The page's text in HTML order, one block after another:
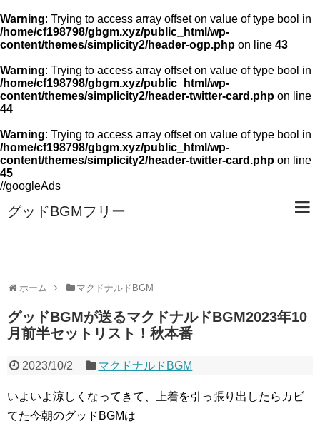
Warning: Trying to access array offset on value of type bool in
/home/cf198798/gbgm.xyz/public_html/wp-
content/themes/simplicity2/header-ogp.php on line 43
Warning: Trying to access array offset on value of type bool in
/home/cf198798/gbgm.xyz/public_html/wp-
content/themes/simplicity2/header-twitter-card.php on line
44
Warning: Trying to access array offset on value of type bool in
/home/cf198798/gbgm.xyz/public_html/wp-
content/themes/simplicity2/header-twitter-card.php on line
45
//googleAds
グッドBGMフリー
ホーム マクドナルドBGM
グッドBGMが送るマクドナルドBGM2023年10
月前半セットリスト！秋本番
2023/10/2 マクドナルドBGM
いよいよ涼しくなってきて、上着を引っ張り出したらカビ
てた今朝のグッドBGMは